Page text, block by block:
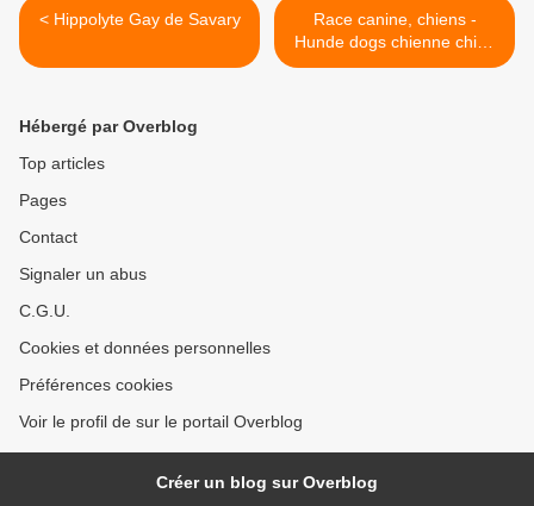
< Hippolyte Gay de Savary
Race canine, chiens -
Hunde dogs chienne chien
toutou >
Hébergé par Overblog
Top articles
Pages
Contact
Signaler un abus
C.G.U.
Cookies et données personnelles
Préférences cookies
Voir le profil de sur le portail Overblog
Créer un blog sur Overblog